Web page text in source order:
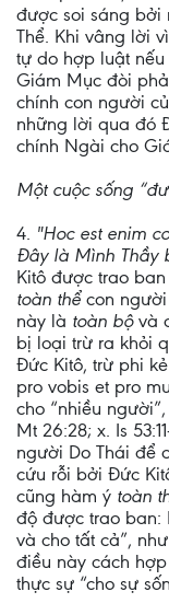
được soi sáng bởi
Thể. Khi vâng lời
tự do hợp luật
Giám Mục đòi
chính con người
những lời qua đó
chính Ngài cho
Một cuộc sống
4. "Hoc est enim
Đây là Mình Thầy
Kitô được trao
toàn thểcon người
này là toàn bộvà
bị loại trừ ra khỏi
Đức Kitô, trừ phi
pro vobis et pro
cho “nhiều
Mt 26:28; x. Is
người Do Thái để
cứu rỗi bởi Đức
cũng hàm ý toàn
độ được trao ban:
và cho tất cả”,
điều này cách
thực sự “cho sự